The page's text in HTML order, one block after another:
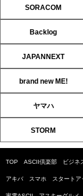
SORACOM
Backlog
JAPANNEXT
brand new ME!
ヤマハ
STORM
TOP ASCII倶楽部 ビジネ
アキバ スマホ スタートア